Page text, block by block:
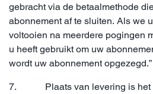
gebracht via de betaalmethode
abonnement af te sluiten. Als we
voltooien na meerdere pogingen
u heeft gebruikt om uw
wordt uw abonnement opgezegd.”
7. Plaats van levering is het